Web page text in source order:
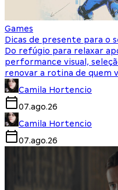
Games
Dicas de presente para o
Do refúgio para relaxar
performance visual,
renovar a rotina de quem
Camila Hortencio
07.ago.26
Camila Hortencio
07.ago.26